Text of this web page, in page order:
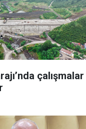
çalışmalar